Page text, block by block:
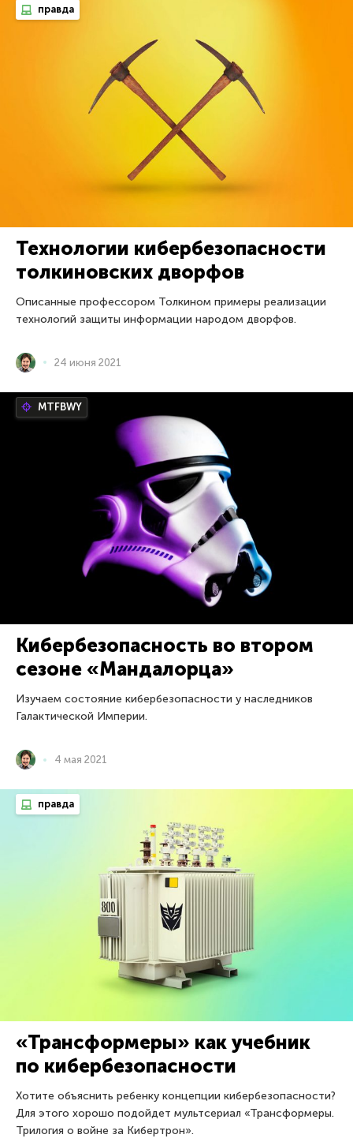
правда
Технологии кибербезопасности
толкиновских дворфов
Описанные профессором Толкином примеры реализации
технологий защиты информации народом дворфов.
24 июня 2021
MTFBWY
Кибербезопасность во втором
сезоне «Мандалорца»
Изучаем состояние кибербезопасности у наследников
Галактической Империи.
4 мая 2021
правда
«Трансформеры» как учебник
по кибербезопасности
Хотите объяснить ребенку концепции кибербезопасности?
Для этого хорошо подойдет мультсериал «Трансформеры.
Трилогия о войне за Кибертрон».